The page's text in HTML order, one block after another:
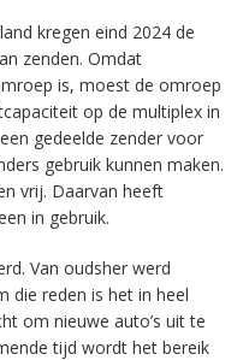
kregen eind 2024 de
zenden. Omdat
is, moest de omroep
op de multiplex in
gedeelde zender voor
gebruik kunnen maken.
vrij. Daarvan heeft
in gebruik.
Van oudsher werd
die reden is het in heel
om nieuwe auto’s uit te
tijd wordt het bereik